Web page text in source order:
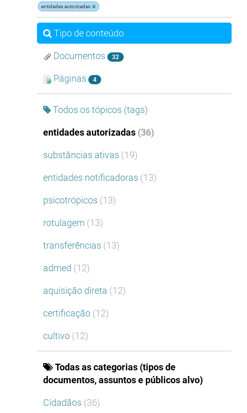
entidades autorizadas
Tipo de conteúdo
Documentos 32
Páginas 4
Todos os tópicos (tags)
entidades autorizadas (36)
substâncias ativas (19)
entidades notificadoras (13)
psicotrópicos (13)
rotulagem (13)
transferências (13)
admed (12)
aquisição direta (12)
certificação (12)
cultivo (12)
Todas as categorias (tipos de
documentos, assuntos e públicos alvo)
Cidadãos (36)